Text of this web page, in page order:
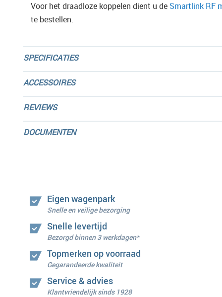
Voor het draadloze koppelen dient u de Smartlink RF
te bestellen.
SPECIFICATIES
ACCESSOIRES
REVIEWS
DOCUMENTEN
Eigen wagenpark
Snelle en veilige bezorging
Snelle levertijd
Bezorgd binnen 3 werkdagen*
Topmerken op voorraad
Gegarandeerde kwaliteit
Service & advies
Klantvriendelijk sinds 1928